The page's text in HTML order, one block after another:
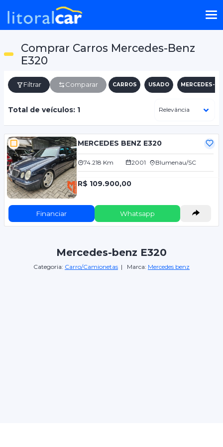
Comprar Carros Mercedes-Benz
E320
Filtrar Comparar CARROS USADO MERCEDES-
Total de veículos: 1
MERCEDES BENZ E320
74.218 Km 2001 Blumenau/SC
R$ 109.900,00
Financiar Whatsapp
Mercedes-benz E320
Categoria: Carro/Camionetas | Marca: Mercedes benz